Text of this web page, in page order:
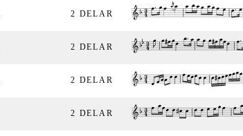
2 DELAR
2 DELAR
2 DELAR
2 DELAR